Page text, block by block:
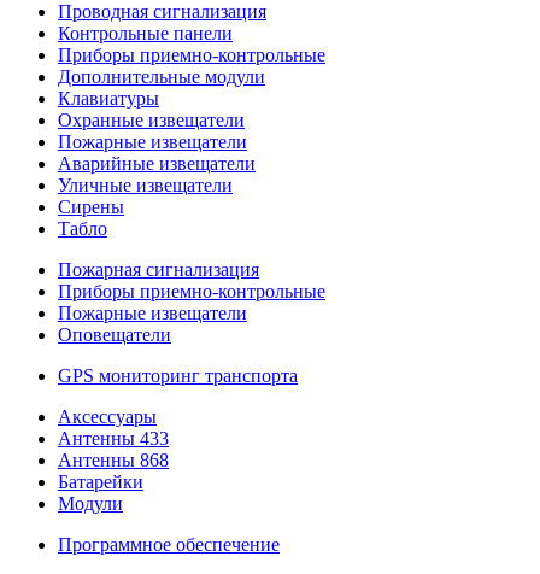
Проводная сигнализация
Контрольные панели
Приборы приемно-контрольные
Дополнительные модули
Клавиатуры
Охранные извещатели
Пожарные извещатели
Аварийные извещатели
Уличные извещатели
Сирены
Табло
Пожарная сигнализация
Приборы приемно-контрольные
Пожарные извещатели
Оповещатели
GPS мониторинг транспорта
Аксессуары
Антенны 433
Антенны 868
Батарейки
Модули
Программное обеспечение